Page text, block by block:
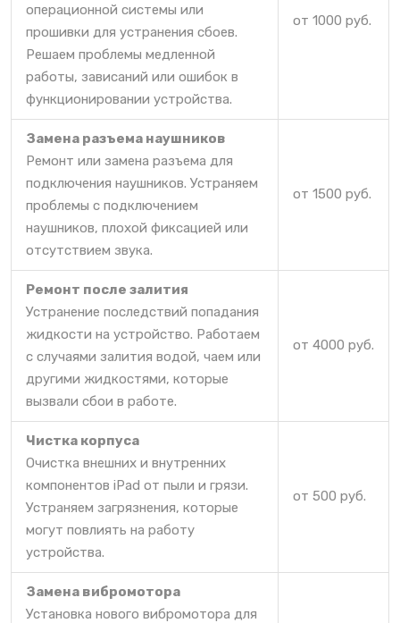
операционной системы или
прошивки для устранения сбоев.
Решаем проблемы медленной
работы, зависаний или ошибок в
функционировании устройства.
от 1000 руб.
Замена разъема наушников
Ремонт или замена разъема для
подключения наушников. Устраняем
проблемы с подключением
наушников, плохой фиксацией или
отсутствием звука.
от 1500 руб.
Ремонт после залития
Устранение последствий попадания
жидкости на устройство. Работаем
с случаями залития водой, чаем или
другими жидкостями, которые
вызвали сбои в работе.
от 4000 руб.
Чистка корпуса
Очистка внешних и внутренних
компонентов iPad от пыли и грязи.
Устраняем загрязнения, которые
могут повлиять на работу
устройства.
от 500 руб.
Замена вибромотора
Установка нового вибромотора для